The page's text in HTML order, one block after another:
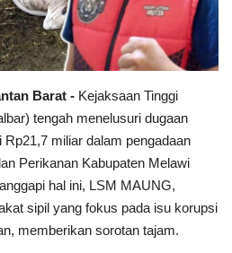
Barat - Kejaksaan Tinggi
tengah menelusuri dugaan
miliar dalam pengadaan
Perikanan Kabupaten Melawi
hal ini, LSM MAUNG,
sipil yang fokus pada isu korupsi
memberikan sorotan tajam.